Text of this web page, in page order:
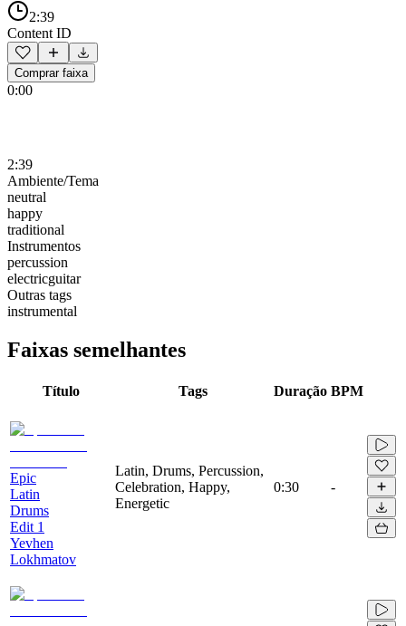
2:39
Content ID
Comprar faixa
0:00
2:39
Ambiente/Tema
neutral
happy
traditional
Instrumentos
percussion
electricguitar
Outras tags
instrumental
Faixas semelhantes
Título Tags Duração BPM
Epic
Latin
Drums
Edit 1
Yevhen
Lokhmatov
Latin, Drums, Percussion,
Celebration, Happy,
Energetic
0:30 -